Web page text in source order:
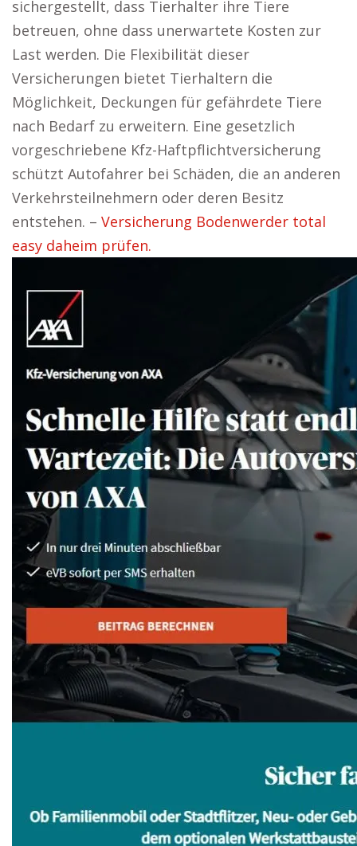
sichergestellt, dass Tierhalter ihre Tiere
betreuen, ohne dass unerwartete Kosten zur
Last werden. Die Flexibilität dieser
Versicherungen bietet Tierhaltern die
Möglichkeit, Deckungen für gefährdete Tiere
nach Bedarf zu erweitern. Eine gesetzlich
vorgeschriebene Kfz-Haftpflichtversicherung
schützt Autofahrer bei Schäden, die an anderen
Verkehrsteilnehmern oder deren Besitz
entstehen. – Versicherung Bodenwerder total
easy daheim prüfen.